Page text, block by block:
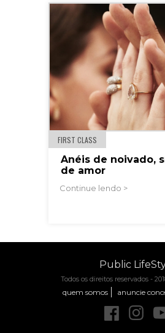
FIRST CLASS
Anéis de noivado,
de amor
Continue lendo >
Public
Todos os direitos reservados -
quem somos anuncie